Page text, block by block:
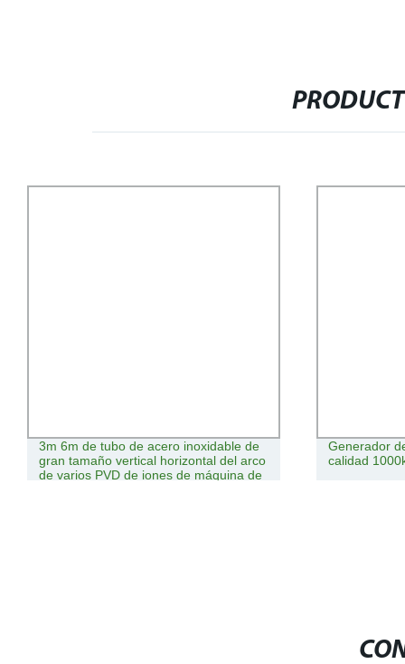
3m 6m de tubo de acero inoxidable de
gran tamaño vertical horizontal del arco
de varios PVD de iones de máquina de
Generador
calidad